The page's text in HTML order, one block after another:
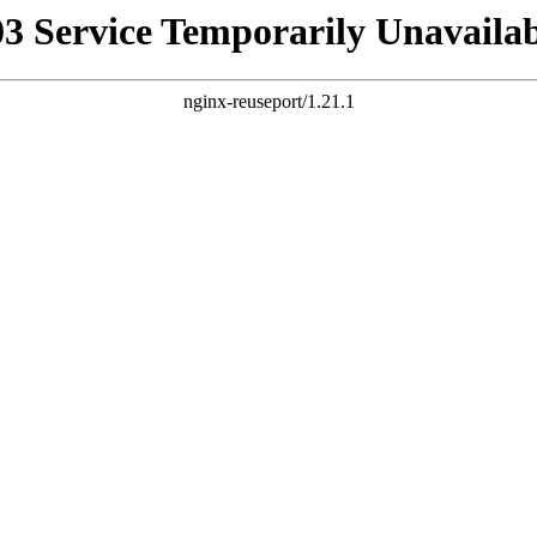
Service Temporarily
nginx-reuseport/1.21.1